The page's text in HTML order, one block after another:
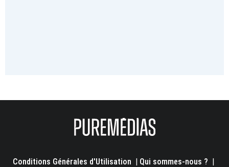
Conditions Générales d'Utilisation | Qui sommes-nous ? |